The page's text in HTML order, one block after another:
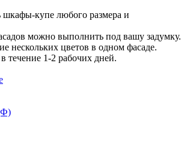
шкафы-купе любого размера и
можно выполнить под вашу задумку.
нескольких цветов в одном фасаде.
течение 1-2 рабочих дней.